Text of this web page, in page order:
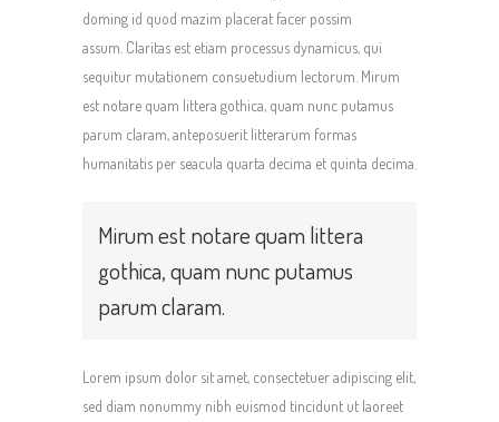
doming id quod mazim placerat facer possim
assum. Claritas est etiam processus dynamicus, qui
sequitur mutationem consuetudium lectorum. Mirum
est notare quam littera gothica, quam nunc putamus
parum claram, anteposuerit litterarum formas
humanitatis per seacula quarta decima et quinta decima.
Mirum est notare quam littera
gothica, quam nunc putamus
parum claram.
Lorem ipsum dolor sit amet, consectetuer adipiscing elit,
sed diam nonummy nibh euismod tincidunt ut laoreet